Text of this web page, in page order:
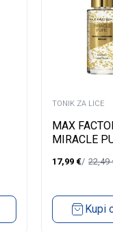
TONIK ZA LICE
MAX
MIRACLE
17,99 € 22,49
Kupi